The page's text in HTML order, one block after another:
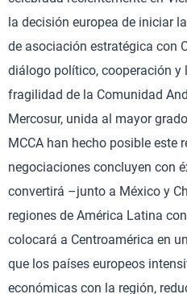
la decisión europea de iniciar
de asociación estratégica con
diálogo político, cooperación y
fragilidad de la Comunidad
Mercosur, unida al mayor
MCCA han hecho posible este
negociaciones concluyen con
convertirá –junto a México y
regiones de América Latina
colocará a Centroamérica en
que los países europeos
económicas con la región,